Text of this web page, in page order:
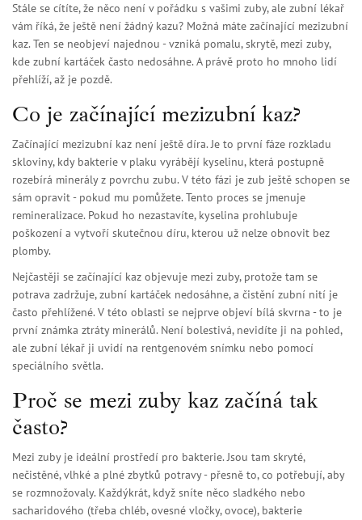
Stále se cítíte, že něco není v pořádku s vašimi zuby, ale zubní lékař
vám říká, že ještě není žádný kazu? Možná máte začínající mezizubní
kaz. Ten se neobjeví najednou - vzniká pomalu, skrytě, mezi zuby,
kde zubní kartáček často nedosáhne. A právě proto ho mnoho lidí
přehlíží, až je pozdě.
Co je začínající mezizubní kaz?
Začínající mezizubní kaz není ještě díra. Je to první fáze rozkladu
skloviny, kdy bakterie v plaku vyrábějí kyselinu, která postupně
rozebírá minerály z povrchu zubu. V této fázi je zub ještě schopen se
sám opravit - pokud mu pomůžete. Tento proces se jmenuje
remineralizace. Pokud ho nezastavíte, kyselina prohlubuje
poškození a vytvoří skutečnou díru, kterou už nelze obnovit bez
plomby.
Nejčastěji se začínající kaz objevuje mezi zuby, protože tam se
potrava zadržuje, zubní kartáček nedosáhne, a čistění zubní nití je
často přehlížené. V této oblasti se nejprve objeví bílá skvrna - to je
první známka ztráty minerálů. Není bolestivá, nevidíte ji na pohled,
ale zubní lékař ji uvidí na rentgenovém snímku nebo pomocí
speciálního světla.
Proč se mezi zuby kaz začíná tak
často?
Mezi zuby je ideální prostředí pro bakterie. Jsou tam skryté,
nečistěné, vlhké a plné zbytků potravy - přesně to, co potřebují, aby
se rozmnožovaly. Každýkrát, když sníte něco sladkého nebo
sacharidového (třeba chléb, ovesné vločky, ovoce), bakterie